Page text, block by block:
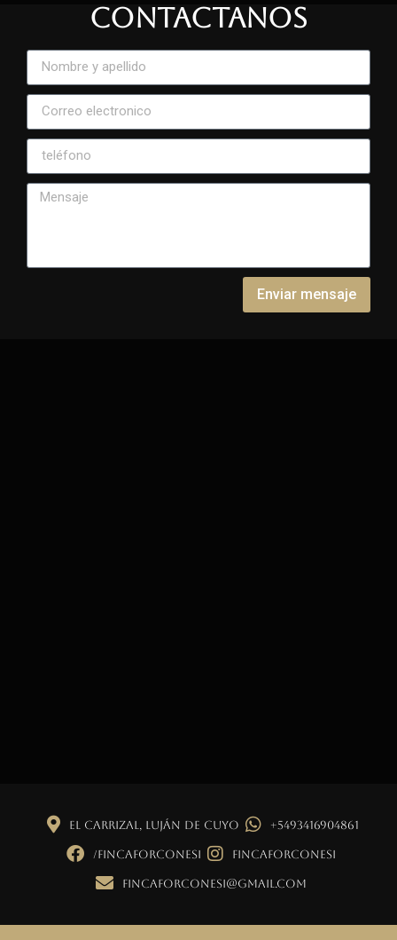
CONTACTANOS
Enviar mensaje
El Carrizal, Luján de Cuyo +5493416904861
/fincaforconesi fincaforconesi
fincaforconesi@gmail.com